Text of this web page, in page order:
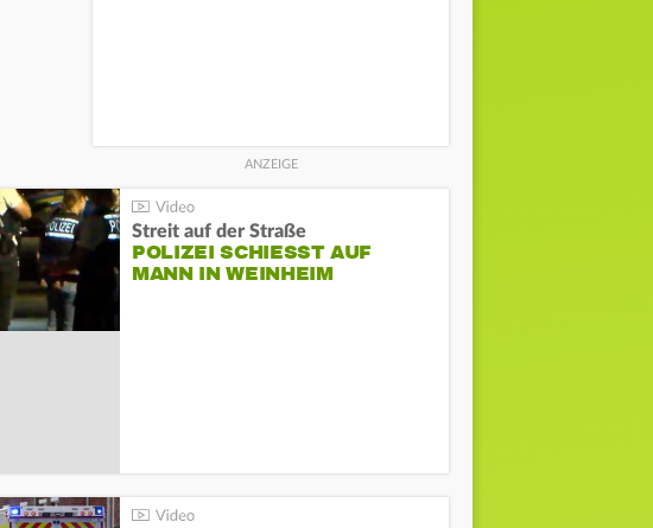
Streit auf der Straße
POLIZEI SCHIESST AUF M
ANN IN WEINHEIM